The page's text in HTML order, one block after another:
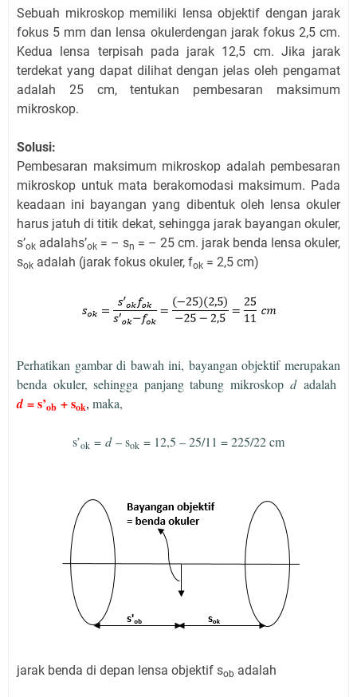
Sebuah mikroskop memiliki lensa objektif dengan jarak
fokus 5 mm dan lensa okulerdengan jarak fokus 2,5 cm.
Kedua lensa terpisah pada jarak 12,5 cm. Jika jarak
terdekat yang dapat dilihat dengan jelas oleh pengamat
adalah 25 cm, tentukan pembesaran maksimum
mikroskop.
Solusi:
Pembesaran maksimum mikroskop adalah pembesaran
mikroskop untuk mata berakomodasi maksimum. Pada
keadaan ini bayangan yang dibentuk oleh lensa okuler
harus jatuh di titik dekat, sehingga jarak bayangan okuler,
s’ok adalahs’ok = – sn = – 25 cm. jarak benda lensa okuler,
sok adalah (jarak fokus okuler, fok = 2,5 cm)
Perhatikan gambar di bawah ini, bayangan objektif merupakan
benda okuler, sehingga panjang tabung mikroskop d adalah
d = s’ob + sok, maka,
s’ok = d – sok = 12,5 – 25/11 = 225/22 cm
jarak benda di depan lensa objektif sob adalah